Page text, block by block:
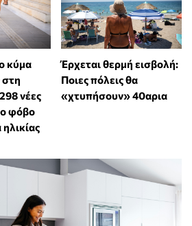
κύμα
στη
νέες
φόβο
ηλικίας
Έρχεται θερμή εισβολή:
Ποιες πόλεις θα
«χτυπήσουν» 40αρια